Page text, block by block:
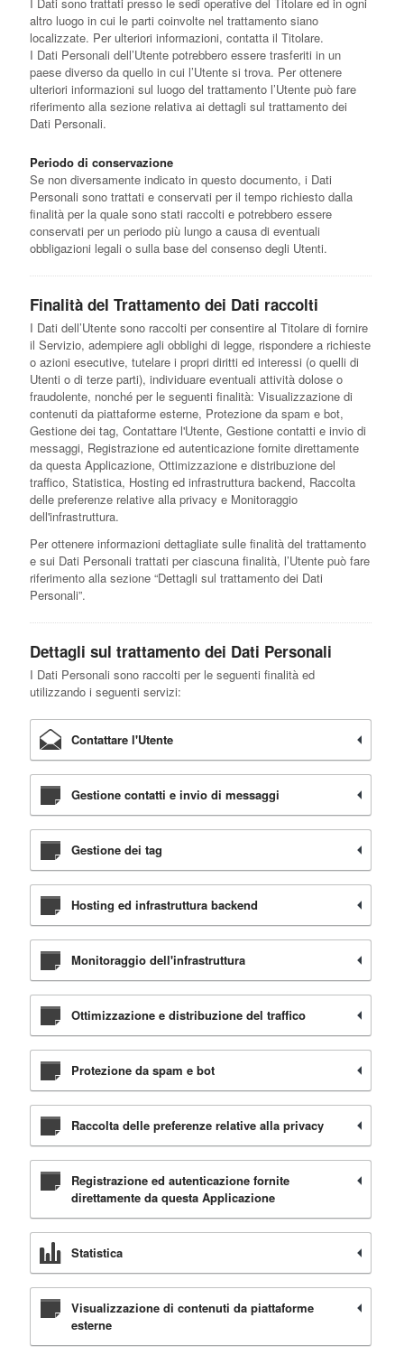
altro luogo in cui le parti coinvolte nel trattamento siano
localizzate. Per ulteriori informazioni, contatta il Titolare.
I Dati Personali dell’Utente potrebbero essere trasferiti in un
paese diverso da quello in cui l’Utente si trova. Per ottenere
ulteriori informazioni sul luogo del trattamento l’Utente può fare
riferimento alla sezione relativa ai dettagli sul trattamento dei
Dati Personali.
Periodo di conservazione
Se non diversamente indicato in questo documento, i Dati
Personali sono trattati e conservati per il tempo richiesto dalla
finalità per la quale sono stati raccolti e potrebbero essere
conservati per un periodo più lungo a causa di eventuali
obbligazioni legali o sulla base del consenso degli Utenti.
Finalità del Trattamento dei Dati raccolti
I Dati dell’Utente sono raccolti per consentire al Titolare di fornire
il Servizio, adempiere agli obblighi di legge, rispondere a richieste
o azioni esecutive, tutelare i propri diritti ed interessi (o quelli di
Utenti o di terze parti), individuare eventuali attività dolose o
fraudolente, nonché per le seguenti finalità: Visualizzazione di
contenuti da piattaforme esterne, Protezione da spam e bot,
Gestione dei tag, Contattare l'Utente, Gestione contatti e invio di
messaggi, Registrazione ed autenticazione fornite direttamente
da questa Applicazione, Ottimizzazione e distribuzione del
traffico, Statistica, Hosting ed infrastruttura backend, Raccolta
delle preferenze relative alla privacy e Monitoraggio
dell'infrastruttura.
Per ottenere informazioni dettagliate sulle finalità del trattamento
e sui Dati Personali trattati per ciascuna finalità, l’Utente può fare
riferimento alla sezione “Dettagli sul trattamento dei Dati
Personali”.
Dettagli sul trattamento dei Dati Personali
I Dati Personali sono raccolti per le seguenti finalità ed
utilizzando i seguenti servizi:
Contattare l'Utente
Gestione contatti e invio di messaggi
Gestione dei tag
Hosting ed infrastruttura backend
Monitoraggio dell'infrastruttura
Ottimizzazione e distribuzione del traffico
Protezione da spam e bot
Raccolta delle preferenze relative alla privacy
Registrazione ed autenticazione fornite
direttamente da questa Applicazione
Statistica
Visualizzazione di contenuti da piattaforme
esterne